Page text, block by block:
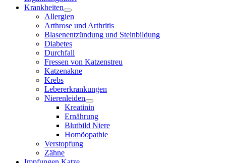
Krankheiten
Allergien
Arthrose und Arthritis
Blasenentzündung und Steinbildung
Diabetes
Durchfall
Fressen von Katzenstreu
Katzenakne
Krebs
Lebererkrankungen
Nierenleiden
Kreatinin
Ernährung
Blutbild Niere
Homöopathie
Verstopfung
Zähne